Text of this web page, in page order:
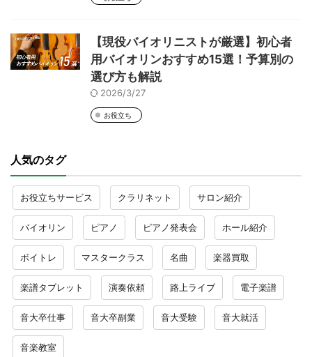
【現役バイオリニストが厳選】初心者
用バイオリンおすすめ15選！予算別の
選び方も解説
2026/3/27
お役立ち
人気のタグ
お役立ちサービス クラリネット サロン紹介
バイオリン ピアノ ピアノ発表会 ホール紹介
ボイトレ マスタークラス 名曲 楽器買取
楽譜タブレット 演奏依頼 路上ライブ 電子楽譜
音大卒仕事 音大卒副業 音大受験 音大就活
音楽教室